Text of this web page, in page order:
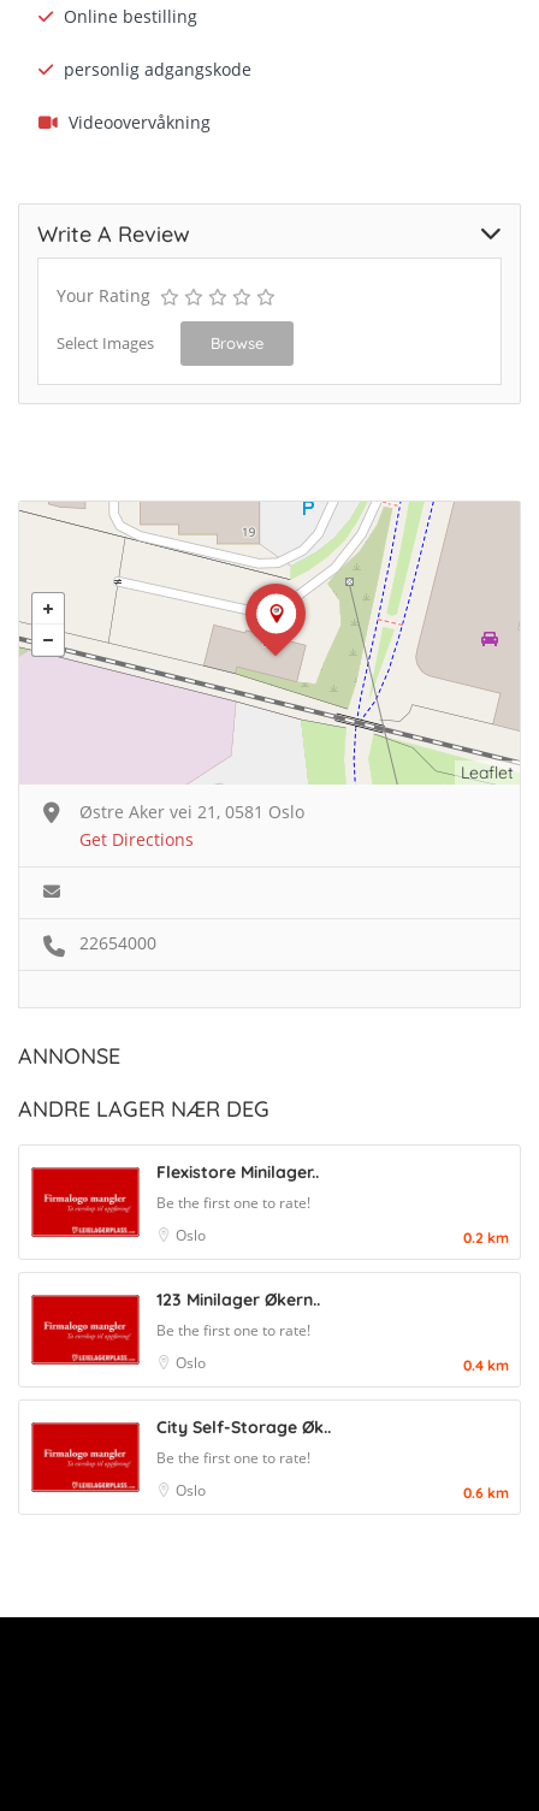
Online bestilling
personlig adgangskode
Videoovervåkning
Write A Review
Your Rating
Select Images Browse
Leaflet
Østre Aker vei 21, 0581 Oslo
Get Directions
22654000
ANNONSE
ANDRE LAGER NÆR DEG
Flexistore Minilager..
Be the first one to rate!
Oslo
0.2 km
123 Minilager Økern..
Be the first one to rate!
Oslo
0.4 km
City Self-Storage Øk..
Be the first one to rate!
Oslo
0.6 km